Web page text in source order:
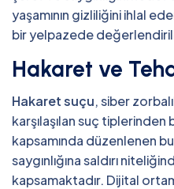
yaşamının gizliliğini ihlal
bir yelpazede
Hakaret ve
Hakaret suçu, siber
karşılaşılan suç tiplerinden
kapsamında düzenlenen
saygınlığına saldırı
kapsamaktadır. Dijital